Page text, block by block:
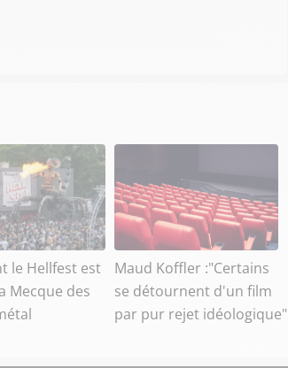
le Hellfest est
Mecque des
Maud Koffler :"Certains
se détournent d'un film
par pur rejet idéologique"